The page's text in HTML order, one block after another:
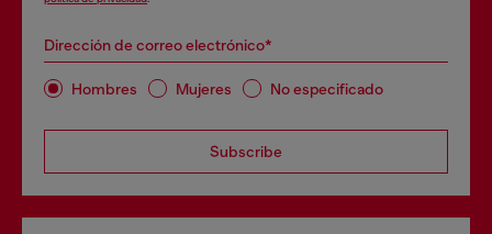
Dirección de correo electrónico*
Hombres Mujeres No especificado
Subscribe